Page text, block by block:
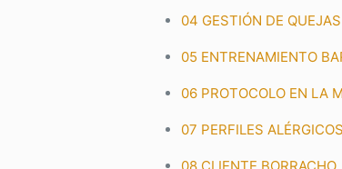
04 GESTIÓN DE QUEJAS
05 ENTRENAMIENTO
06 PROTOCOLO EN LA
07 PERFILES ALÉRGICOS